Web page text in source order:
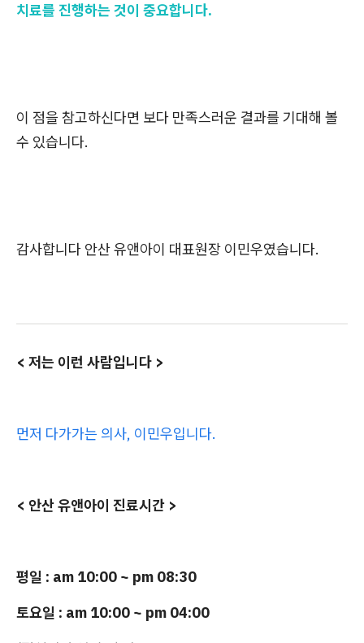
치료를 진행하는 것이 중요합니다.
이 점을 참고하신다면 보다 만족스러운 결과를 기대해 볼
수 있습니다.
감사합니다 안산 유앤아이 대표원장 이민우였습니다.
< 저는 이런 사람입니다 >
먼저 다가가는 의사, 이민우입니다.
< 안산 유앤아이 진료시간 >
평일 : am 10:00 ~ pm 08:30
토요일 : am 10:00 ~ pm 04:00